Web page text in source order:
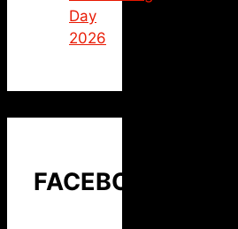
Day
2026
FACEBOOK